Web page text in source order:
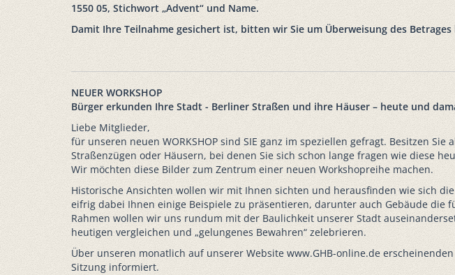
1550 05, Stichwort „Advent“ und Name.
Damit Ihre Teilnahme gesichert ist, bitten wir Sie um Überweisung des Betrages
NEUER WORKSHOP
Bürger erkunden Ihre Stadt - Berliner Straßen und ihre Häuser – heute und
Liebe Mitglieder,
für unseren neuen WORKSHOP sind SIE ganz im speziellen gefragt. Besitzen
Straßenzügen oder Häusern, bei denen Sie sich schon lange fragen wie diese
Wir möchten diese Bilder zum Zentrum einer neuen Workshopreihe machen.
Historische Ansichten wollen wir mit Ihnen sichten und herausfinden wie sich
eifrig dabei Ihnen einige Beispiele zu präsentieren, darunter auch Gebäude die
Rahmen wollen wir uns rundum mit der Baulichkeit unserer Stadt
heutigen vergleichen und „gelungenes Bewahren“ zelebrieren.
Über unseren monatlich auf unserer Website www.GHB-online.de
Sitzung informiert.